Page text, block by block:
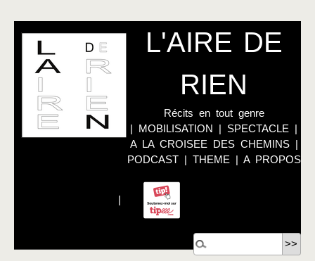
L'AIRE DE
RIEN
Récits en tout genre
| MOBILISATION | SPECTACLE |
A LA CROISEE DES CHEMINS|
PODCAST| THEME | A PROPOS
|